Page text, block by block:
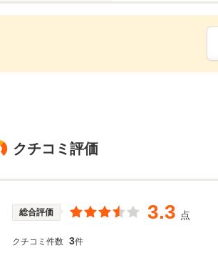
クチコミ評価
総合評価 3.3 点
クチコミ件数 3件